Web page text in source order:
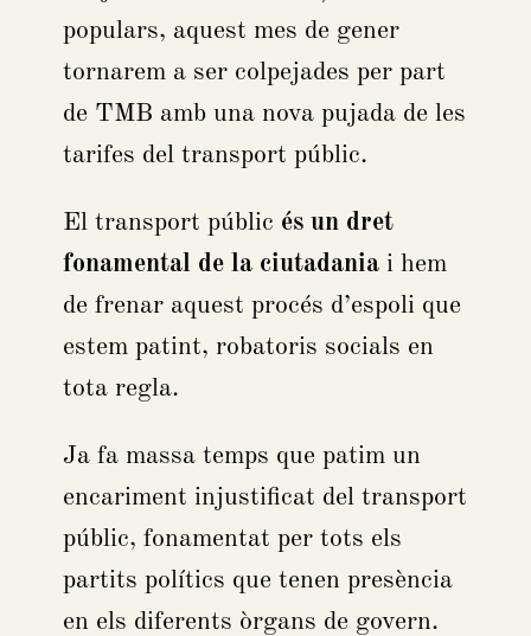
populars, aquest mes de gener
tornarem a ser colpejades per part
de TMB amb una nova pujada de les
tarifes del transport públic.
El transport públic és un dret
fonamental de la ciutadania i hem
de frenar aquest procés d’espoli que
estem patint, robatoris socials en
tota regla.
Ja fa massa temps que patim un
encariment injustificat del transport
públic, fonamentat per tots els
partits polítics que tenen presència
en els diferents òrgans de govern.